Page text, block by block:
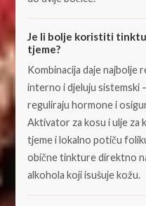
Je li bolje koristiti
tjeme?
Kombinacija daje najbolje
interno i djeluju sistemski
reguliraju hormone i
Aktivator za kosu i ulje za
tjeme i lokalno potiču
obične tinkture direktno
alkohola koji isušuje kožu.